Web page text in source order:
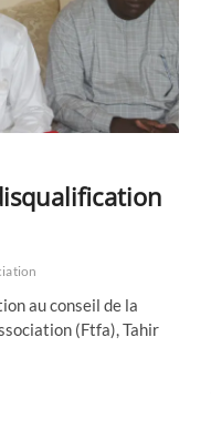
au conseil de la
(Ftfa), Tahir